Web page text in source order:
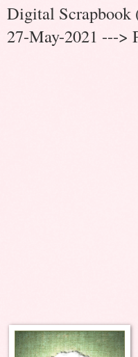
Digital Scrapbook
27-May-2021 --->